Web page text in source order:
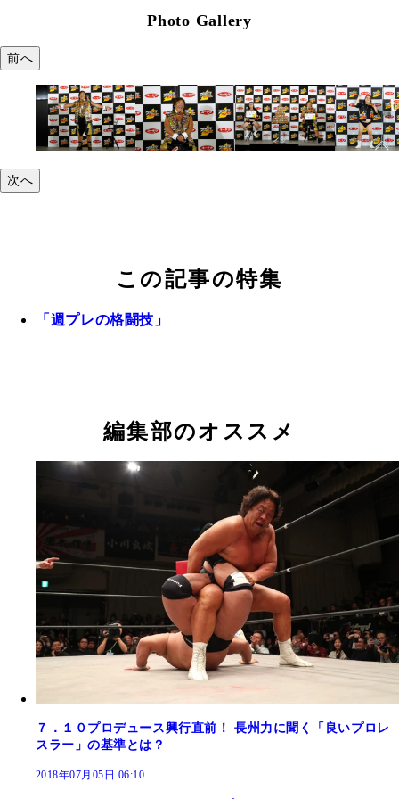
Photo Gallery
前へ
次へ
この記事の特集
「週プレの格闘技」
編集部のオススメ
７．１０プロデュース興行直前！ 長州力に聞く「良いプロレ
スラー」の基準とは？
2018年07月05日 06:10